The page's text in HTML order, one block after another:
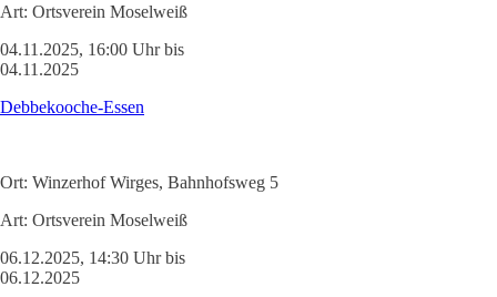
Art: Ortsverein Moselweiß
04.11.2025, 16:00 Uhr bis
04.11.2025
Debbekooche-Essen
Ort: Winzerhof Wirges, Bahnhofsweg 5
Art: Ortsverein Moselweiß
06.12.2025, 14:30 Uhr bis
06.12.2025